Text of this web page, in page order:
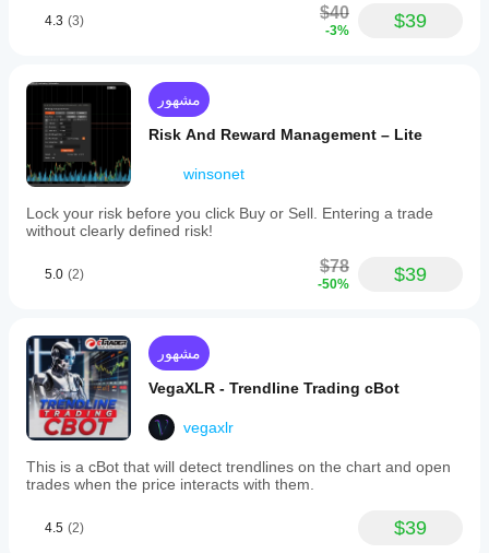
lines,
automatically.
This
tool
helps
traders
maintain
disciplined
risk
control
position
manage
capital
effectively
in
Forex
and
other
supported
by
4.3 (3) $40
-3% $39
مشهور
Risk And Reward Management – Lite
winsonet
Lock your risk before you click Buy or Sell. Entering a trade
without clearly defined risk!
5.0 (2) $78
-50% $39
مشهور
VegaXLR - Trendline Trading cBot
vegaxlr
This is a cBot that will detect trendlines on the chart and open
trades when the price interacts with them.
4.5 (2) $39